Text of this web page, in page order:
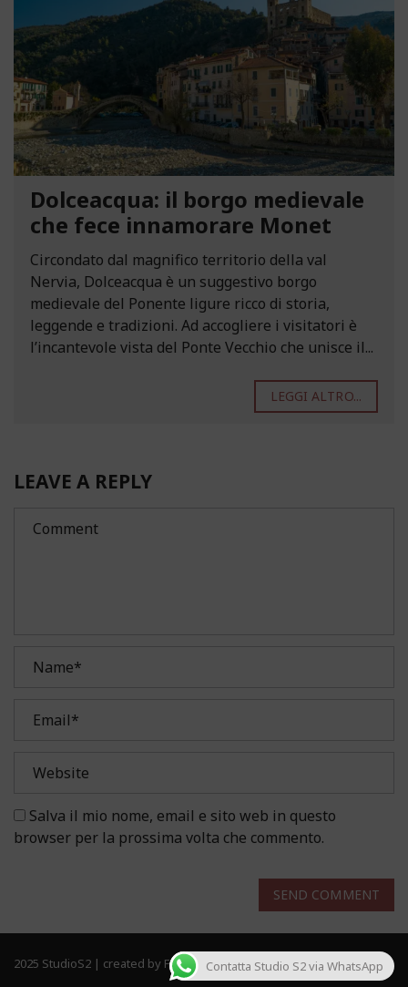
Dolceacqua: il borgo medievale
che fece innamorare Monet
Circondato dal magnifico territorio della val
Nervia, Dolceacqua è un suggestivo borgo
medievale del Ponente ligure ricco di storia,
leggende e tradizioni. Ad accogliere i visitatori è
l’incantevole vista del Ponte Vecchio che unisce il...
LEGGI ALTRO...
LEAVE A REPLY
Salva il mio nome, email e sito web in questo
browser per la prossima volta che commento.
SEND COMMENT
2025 StudioS2 | created by Frau Solutions. All rights reserved.
Contatta Studio S2 via WhatsApp